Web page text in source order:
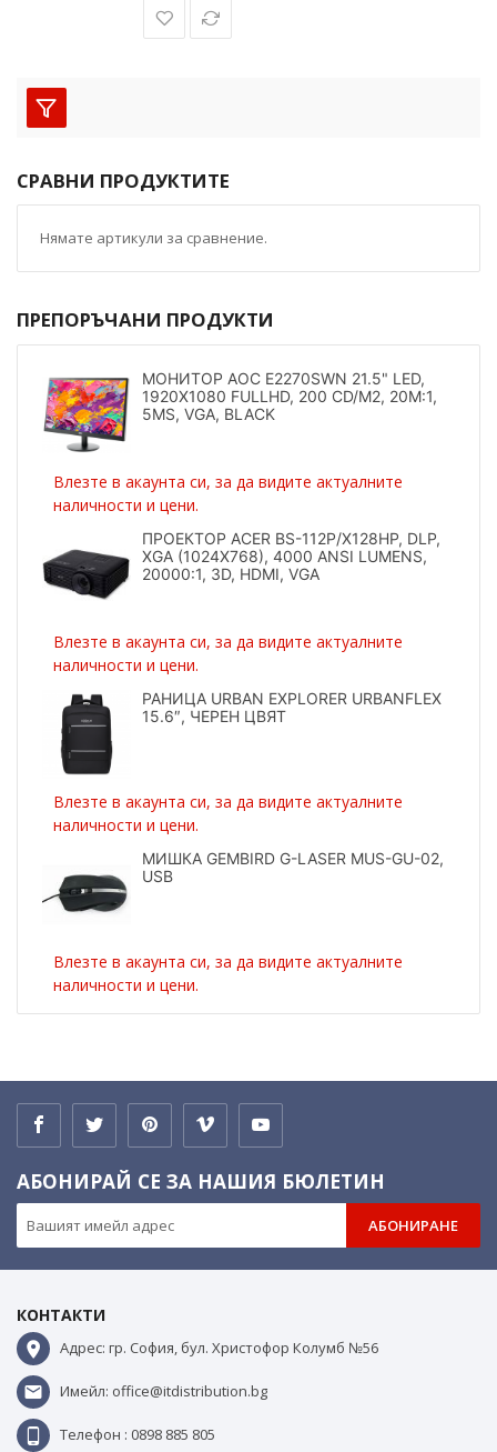
СРАВНИ ПРОДУКТИТЕ
Нямате артикули за сравнение.
ПРЕПОРЪЧАНИ ПРОДУКТИ
МОНИТОР AOC E2270SWN 21.5" LED,
1920X1080 FULLHD, 200 CD/M2, 20M:1,
5MS, VGA, BLACK
Влезте в акаунта си, за да видите актуалните
наличности и цени.
ПРОЕКТОР ACER BS-112P/X128HP, DLP,
XGA (1024X768), 4000 ANSI LUMENS,
20000:1, 3D, HDMI, VGA
Влезте в акаунта си, за да видите актуалните
наличности и цени.
РАНИЦА URBAN EXPLORER URBANFLEX
15.6″, ЧЕРЕН ЦВЯТ
Влезте в акаунта си, за да видите актуалните
наличности и цени.
МИШКА GEMBIRD G-LASER MUS-GU-02,
USB
Влезте в акаунта си, за да видите актуалните
наличности и цени.
АБОНИРАЙ СЕ ЗА НАШИЯ БЮЛЕТИН
АБОНИРАНЕ
КОНТАКТИ
Адрес: гр. София, бул. Христофор Колумб №56
Имейл: office@itdistribution.bg
Телефон : 0898 885 805